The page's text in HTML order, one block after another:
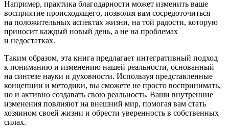
Например, практика благодарности может изменить ваше
восприятие происходящего, позволяя вам сосредоточиться
на положительных аспектах жизни, на той радости, которую
приносит каждый новый день, а не на проблемах
и недостатках.
Таким образом, эта книга предлагает интегративный подход
к пониманию и изменению нашей реальности, основанный
на синтезе науки и духовности. Используя представленные
концепции и методики, вы сможете не просто воспринимать,
но и активно создавать свою реальность. Ваши внутренние
изменения повлияют на внешний мир, помогая вам стать
хозяином своей жизни и обрести уверенность в собственных
силах.